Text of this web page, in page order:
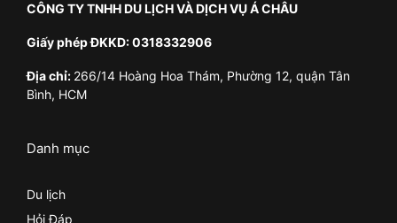
CÔNG TY TNHH DU LỊCH VÀ DỊCH VỤ Á CHÂU
Giấy phép ĐKKD: 0318332906
Địa chỉ: 266/14 Hoàng Hoa Thám, Phường 12, quận Tân
Bình, HCM
Danh mục
Du lịch
Hỏi Đáp